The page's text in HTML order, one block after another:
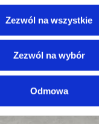
Zezwól na wszystkie
Zezwól na wybór
Odmowa